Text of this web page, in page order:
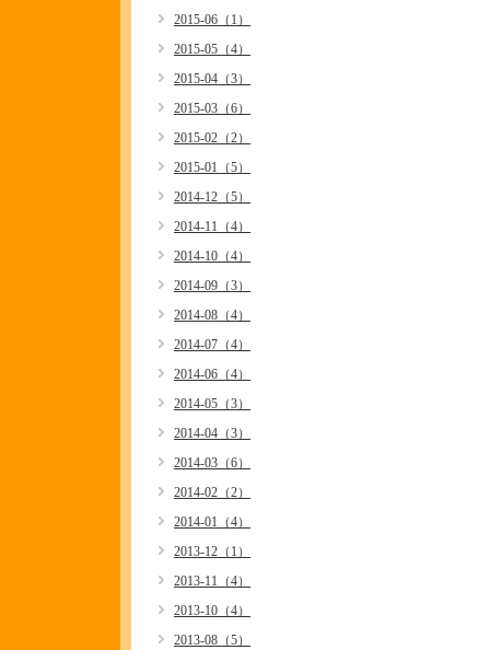
2015-06（1）
2015-05（4）
2015-04（3）
2015-03（6）
2015-02（2）
2015-01（5）
2014-12（5）
2014-11（4）
2014-10（4）
2014-09（3）
2014-08（4）
2014-07（4）
2014-06（4）
2014-05（3）
2014-04（3）
2014-03（6）
2014-02（2）
2014-01（4）
2013-12（1）
2013-11（4）
2013-10（4）
2013-08（5）